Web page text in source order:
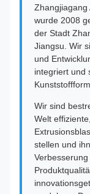
Zhangjiagang
wurde 2008
der Stadt
Jiangsu. Wir
und
integriert und
Wir sind
Welt
stellen und